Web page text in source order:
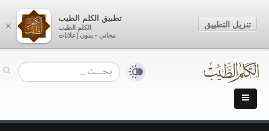
×
تطبيق الكلم الطيب
الكلم الطيب
مجاني - بدون إعلانات
تنزيل التطبيق